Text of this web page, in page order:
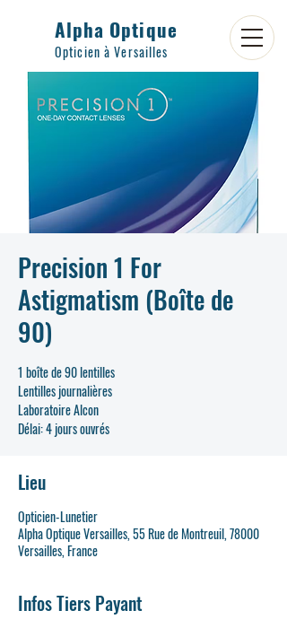
Alpha Optique
Opticien à Versailles
Precision 1 For
Astigmatism (Boîte de
90)
1 boîte de 90 lentilles
Lentilles journalières
Laboratoire Alcon
Délai: 4 jours ouvrés
Lieu
Opticien-Lunetier
Alpha Optique Versailles, 55 Rue de Montreuil, 78000
Versailles, France
Infos Tiers Payant